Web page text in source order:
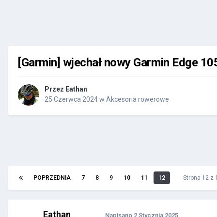
[Garmin] wjechał nowy Garmin Edge
Przez Eathan
25 Czerwca 2024w Akcesoria rowerowe
POPRZEDNIA 7 8 9 10 11 12 Strona 12 z
Eathan Napisano 2 Stycznia 2025